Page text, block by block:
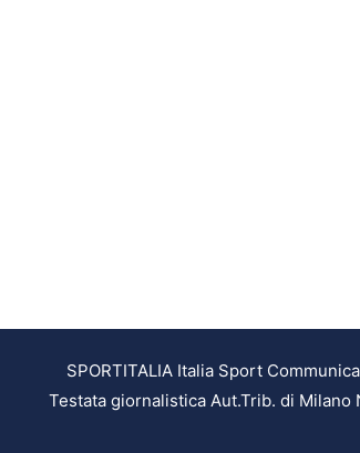
SPORTITALIA Italia Sport
Testata giornalistica Aut.Trib. di